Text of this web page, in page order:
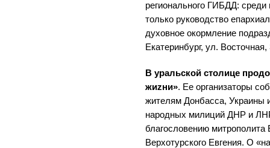
регионального ГИБДД:
только руководство
духовное окормление
Екатеринбург, ул. Восточная,
В уральской столице
жиzни». Ее организаторы
жителям Донбасса,
народных милиций ДНР и
благословению митрополита
Верхотурского Евгения. О